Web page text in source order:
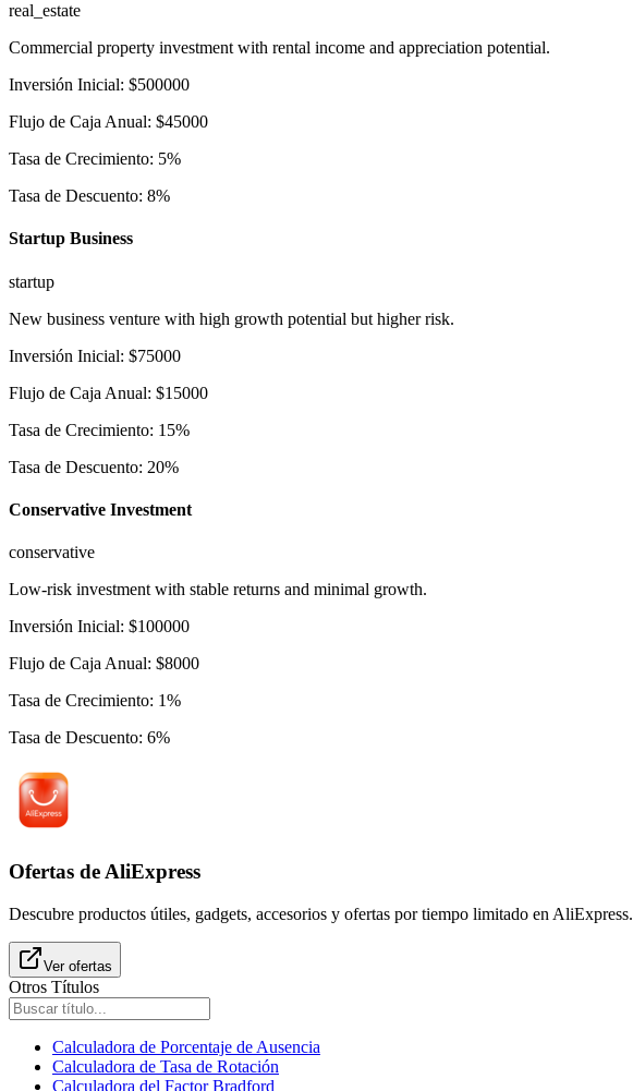
real_estate
Commercial property investment with rental income and appreciation potential.
Inversión Inicial: $500000
Flujo de Caja Anual: $45000
Tasa de Crecimiento: 5%
Tasa de Descuento: 8%
Startup Business
startup
New business venture with high growth potential but higher risk.
Inversión Inicial: $75000
Flujo de Caja Anual: $15000
Tasa de Crecimiento: 15%
Tasa de Descuento: 20%
Conservative Investment
conservative
Low-risk investment with stable returns and minimal growth.
Inversión Inicial: $100000
Flujo de Caja Anual: $8000
Tasa de Crecimiento: 1%
Tasa de Descuento: 6%
Ofertas de AliExpress
Descubre productos útiles, gadgets, accesorios y ofertas por tiempo limitado en AliExpress.
Ver ofertas
Otros Títulos
Calculadora de Porcentaje de Ausencia
Calculadora de Tasa de Rotación
Calculadora del Factor Bradford